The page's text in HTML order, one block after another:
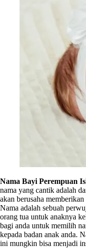
Nama Bayi Perempuan
nama yang cantik adalah
akan berusaha
Nama adalah sebuah
orang tua untuk anaknya
bagi anda untuk memilih
kepada badan anak anda.
ini mungkin bisa menjadi